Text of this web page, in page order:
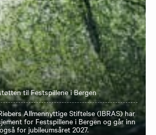
til Festspillene i Bergen
Allmennyttige Stiftelse (IBRAS) har
for Festspillene i Bergen og går inn
for jubileumsåret 2027.